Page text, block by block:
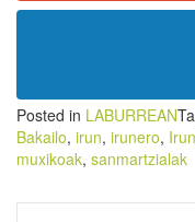
Posted in LABURREAN
Bakailo, irun, irunero,
muxikoak, sanmartzialak